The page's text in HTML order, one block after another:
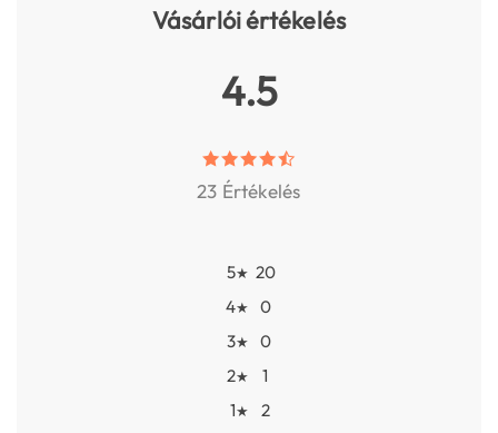
Vásárlói értékelés
4.5
23 Értékelés
5★ 20
4★
0
3★
0
2★
1
1★ 2